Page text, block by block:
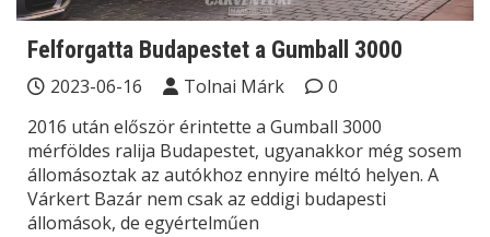
Felforgatta Budapestet a Gumball 3000
2023-06-16 Tolnai Márk
0
2016 után először érintette a Gumball 3000
mérföldes ralija Budapestet, ugyanakkor még sosem
állomásoztak az autókhoz ennyire méltó helyen. A
Várkert Bazár nem csak az eddigi budapesti
állomások, de egyértelműen